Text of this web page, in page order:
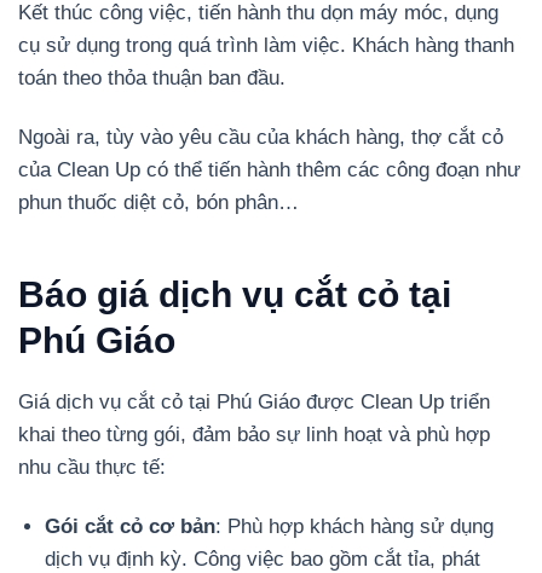
Kết thúc công việc, tiến hành thu dọn máy móc, dụng
cụ sử dụng trong quá trình làm việc. Khách hàng thanh
toán theo thỏa thuận ban đầu.
Ngoài ra, tùy vào yêu cầu của khách hàng, thợ cắt cỏ
của Clean Up có thể tiến hành thêm các công đoạn như
phun thuốc diệt cỏ, bón phân…
Báo giá dịch vụ cắt cỏ tại
Phú Giáo
Giá dịch vụ cắt cỏ tại Phú Giáo được Clean Up triển
khai theo từng gói, đảm bảo sự linh hoạt và phù hợp
nhu cầu thực tế:
Gói cắt cỏ cơ bản: Phù hợp khách hàng sử dụng
dịch vụ định kỳ. Công việc bao gồm cắt tỉa, phát